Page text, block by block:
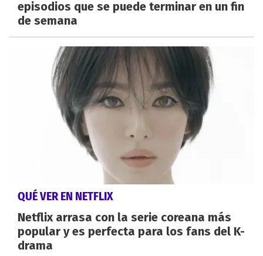
episodios que se puede terminar en un fin
de semana
QUÉ VER EN NETFLIX
Netflix arrasa con la serie coreana más
popular y es perfecta para los fans del K-
drama